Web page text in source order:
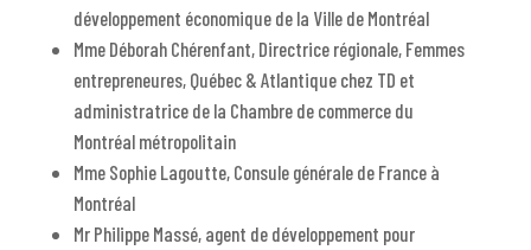
développement économique de la Ville de Montréal
Mme Déborah Chérenfant, Directrice régionale, Femmes
entrepreneures, Québec & Atlantique chez TD et
administratrice de la Chambre de commerce du
Montréal métropolitain
Mme Sophie Lagoutte, Consule générale de France à
Montréal
Mr Philippe Massé, agent de développement pour